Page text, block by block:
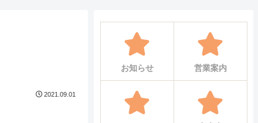
2021.09.01
お知らせ 営業案内